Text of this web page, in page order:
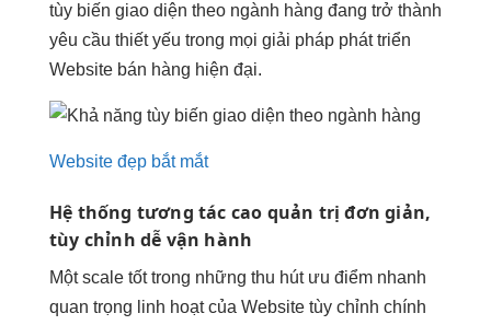
tùy biến giao diện theo ngành hàng đang trở thành
yêu cầu thiết yếu trong mọi giải pháp phát triển
Website bán hàng hiện đại.
Website đẹp bắt mắt
Hệ thống tương tác cao quản trị đơn giản,
tùy chỉnh dễ vận hành
Mộtscale tốttrong những thu hútưu điểm nhanh
quan trọng linh hoạtcủa Website tùy chỉnh chính